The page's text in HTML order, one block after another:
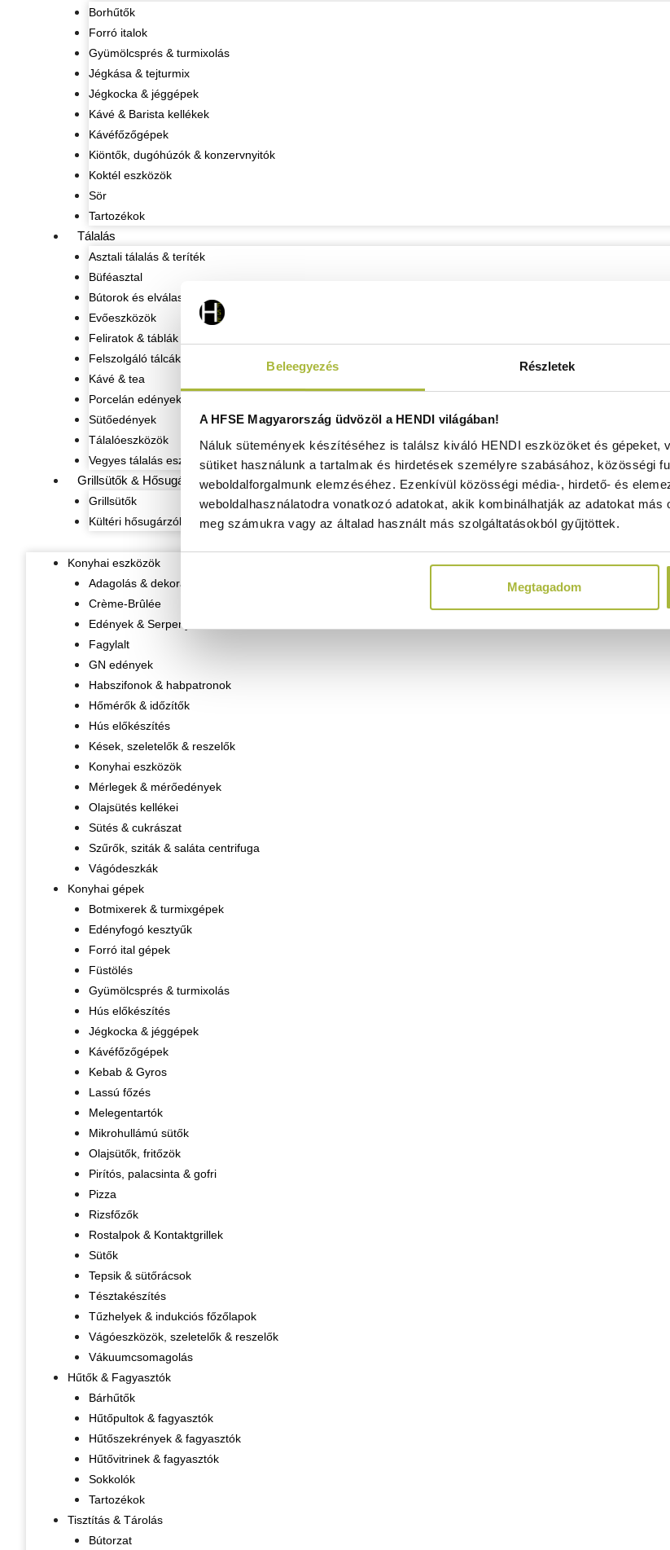
Beleegyezés Részletek
A HFSE Magyarország üdvözöl a HENDI világában!
Náluk sütemények készítéséhez is találsz kiváló HENDI eszközöket és gépeket,
sütiket használunk a tartalmak és hirdetések személyre szabásához, közösségi
weboldalforgalmunk elemzéséhez. Ezenkívül közösségi média-, hirdető- és
weboldalhasználatodra vonatkozó adatokat, akik kombinálhatják az adatokat más
meg számukra vagy az általad használt más szolgáltatásokból gyűjtöttek.
Megtagadom
Borhűtők
Forró italok
Gyümölcsprés & turmixolás
Jégkása & tejturmix
Jégkocka & jéggépek
Kávé & Barista kellékek
Kávéfőzőgépek
Kiöntők, dugóhúzók & konzervnyitók
Koktél eszközök
Sör
Tartozékok
Tálalás
Asztali tálalás & teríték
Büféasztal
Bútorok és elválasztó oszlopok
Evőeszközök
Feliratok & táblák
Felszolgáló tálcák
Kávé & tea
Porcelán edények
Sütőedények
Tálalóeszközök
Vegyes tálalás eszközök
Grillsütők & Hősugárzók
Grillsütők
Kültéri hősugárzók
Konyhai eszközök
Adagolás & dekorálás
Crème-Brûlée
Edények & Serpenyők
Fagylalt
GN edények
Habszifonok & habpatronok
Hőmérők & időzítők
Hús előkészítés
Kések, szeletelők & reszelők
Konyhai eszközök
Mérlegek & mérőedények
Olajsütés kellékei
Sütés & cukrászat
Szűrők, sziták & saláta centrifuga
Vágódeszkák
Konyhai gépek
Botmixerek & turmixgépek
Edényfogó kesztyűk
Forró ital gépek
Füstölés
Gyümölcsprés & turmixolás
Hús előkészítés
Jégkocka & jéggépek
Kávéfőzőgépek
Kebab & Gyros
Lassú főzés
Melegentartók
Mikrohullámú sütők
Olajsütők, fritőzök
Pirítós, palacsinta & gofri
Pizza
Rizsfőzők
Rostalpok & Kontaktgrillek
Sütők
Tepsik & sütőrácsok
Tésztakészítés
Tűzhelyek & indukciós főzőlapok
Vágóeszközök, szeletelők & reszelők
Vákuumcsomagolás
Hűtők & Fagyasztók
Bárhűtők
Hűtőpultok & fagyasztók
Hűtőszekrények & fagyasztók
Hűtővitrinek & fagyasztók
Sokkolók
Tartozékok
Tisztítás & Tárolás
Bútorzat